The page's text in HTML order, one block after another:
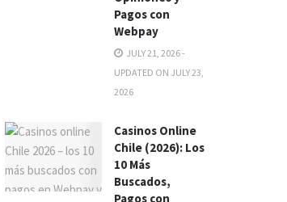
Pagos con
Webpay
JULY 21, 2026 -
UPDATED ON JULY 23,
2026
Casinos Online
Chile (2026): Los
10 Más
Buscados,
Pagos con